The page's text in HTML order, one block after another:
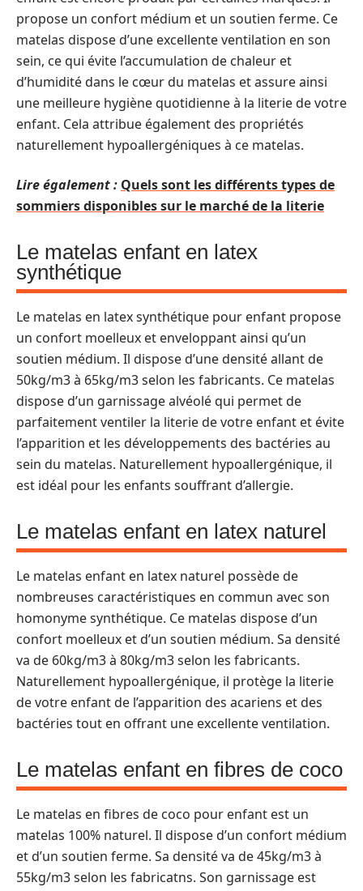
propose un confort médium et un soutien ferme. Ce
matelas dispose d’une excellente ventilation en son
sein, ce qui évite l’accumulation de chaleur et
d’humidité dans le cœur du matelas et assure ainsi
une meilleure hygiène quotidienne à la literie de votre
enfant. Cela attribue également des propriétés
naturellement hypoallergéniques à ce matelas.
Lire également : Quels sont les différents types de
sommiers disponibles sur le marché de la literie
Le matelas enfant en latex
synthétique
Le matelas en latex synthétique pour enfant propose
un confort moelleux et enveloppant ainsi qu’un
soutien médium. Il dispose d’une densité allant de
50kg/m3 à 65kg/m3 selon les fabricants. Ce matelas
dispose d’un garnissage alvéolé qui permet de
parfaitement ventiler la literie de votre enfant et évite
l’apparition et les développements des bactéries au
sein du matelas. Naturellement hypoallergénique, il
est idéal pour les enfants souffrant d’allergie.
Le matelas enfant en latex naturel
Le matelas enfant en latex naturel possède de
nombreuses caractéristiques en commun avec son
homonyme synthétique. Ce matelas dispose d’un
confort moelleux et d’un soutien médium. Sa densité
va de 60kg/m3 à 80kg/m3 selon les fabricants.
Naturellement hypoallergénique, il protège la literie
de votre enfant de l’apparition des acariens et des
bactéries tout en offrant une excellente ventilation.
Le matelas enfant en fibres de coco
Le matelas en fibres de coco pour enfant est un
matelas 100% naturel. Il dispose d’un confort médium
et d’un soutien ferme. Sa densité va de 45kg/m3 à
55kg/m3 selon les fabricatns. Son garnissage est